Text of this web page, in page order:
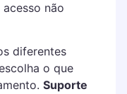
não
diferentes
o que
Suporte